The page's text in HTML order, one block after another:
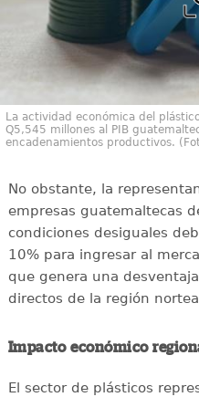
La actividad económica del
Q5,545 millones al PIB
encadenamientos productivos.
No obstante, la
empresas guatemaltecas
condiciones desiguales
10% para ingresar al
que genera una
directos de la región
Impacto económico
El sector de plásticos